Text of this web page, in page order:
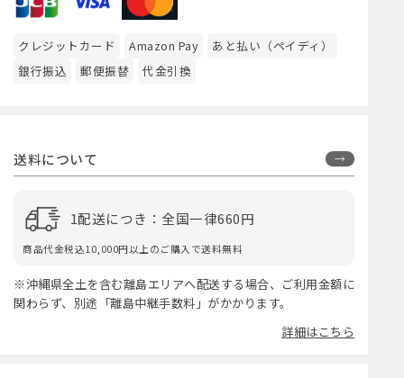
クレジットカード Amazon Pay
あと払い（ペイディ）
銀行振込
郵便振替 代金引換
送料について
1配送につき：全国一律660円
商品代金税込10,000円以上のご購入で送料無料
※沖縄県全土を含む離島エリアへ配送する場合、ご利用金額に
関わらず、別途「離島中継手数料」がかかります。
詳細はこちら